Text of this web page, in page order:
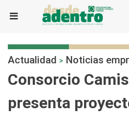
Actualidad > Noticias
Consorcio
presenta